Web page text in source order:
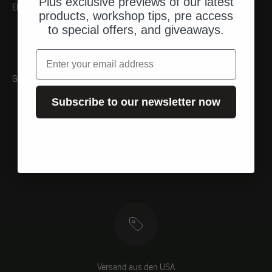
EMPFEHLUNGEN
Galerie
Versand aus den USA
products, workshop tips, pre access
to special offers, and giveaways.
Email
Subscribe to our newsletter now